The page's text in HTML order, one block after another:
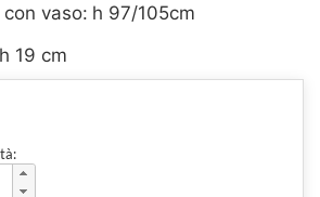
vaso: h 97/105cm
19 cm